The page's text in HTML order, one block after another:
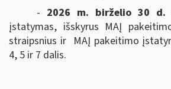
- 2026 m. birželio 30 d.
įstatymas, išskyrus MAĮ
straipsnius ir MAĮ pakeitimo
4, 5 ir 7 dalis.